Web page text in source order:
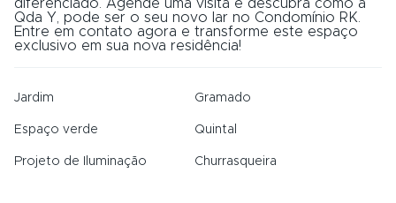
diferenciado. Agende uma visita e descubra como a
Qda Y, pode ser o seu novo lar no Condomínio RK.
Entre em contato agora e transforme este espaço
exclusivo em sua nova residência!
Jardim Gramado
Espaço verde Quintal
Projeto de Iluminação Churrasqueira